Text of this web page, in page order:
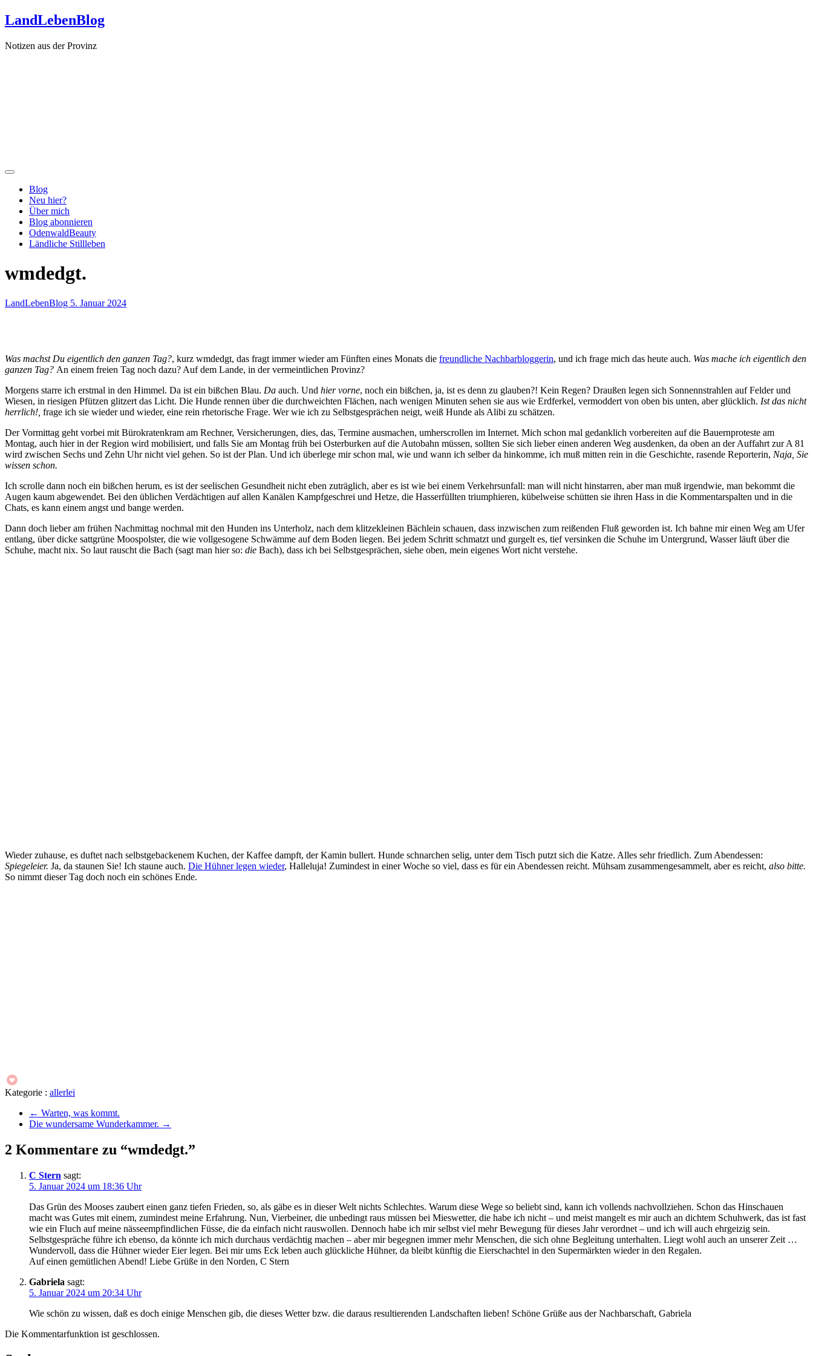
Zum
Inhalt
LandLebenBlog
Notizen aus der Provinz
Blog
Neu hier?
Über mich
Blog abonnieren
OdenwaldBeauty
Ländliche Stillleben
wmdedgt.
LandLebenBlog 5. Januar 2024
Was machst Du eigentlich den ganzen Tag?, kurz wmdedgt, das fragt immer wieder am Fünften eines Monats die freundliche Nachbarbloggerin, und ich frage mich das heute auch. Was mache ich eigentlich den
ganzen Tag? An einem freien Tag noch dazu? Auf dem Lande, in der vermeintlichen Provinz?
Morgens starre ich erstmal in den Himmel. Da ist ein bißchen Blau. Da auch. Und hier vorne, noch ein bißchen, ja, ist es denn zu glauben?! Kein Regen? Draußen legen sich Sonnennstrahlen auf Felder und
Wiesen, in riesigen Pfützen glitzert das Licht. Die Hunde rennen über die durchweichten Flächen, nach wenigen Minuten sehen sie aus wie Erdferkel, vermoddert von oben bis unten, aber glücklich. Ist das nicht
herrlich!, frage ich sie wieder und wieder, eine rein rhetorische Frage. Wer wie ich zu Selbstgesprächen neigt, weiß Hunde als Alibi zu schätzen.
Der Vormittag geht vorbei mit Bürokratenkram am Rechner, Versicherungen, dies, das, Termine ausmachen, umherscrollen im Internet. Mich schon mal gedanklich vorbereiten auf die Bauernproteste am
Montag, auch hier in der Region wird mobilisiert, und falls Sie am Montag früh bei Osterburken auf die Autobahn müssen, sollten Sie sich lieber einen anderen Weg ausdenken, da oben an der Auffahrt zur A 81
wird zwischen Sechs und Zehn Uhr nicht viel gehen. So ist der Plan. Und ich überlege mir schon mal, wie und wann ich selber da hinkomme, ich muß mitten rein in die Geschichte, rasende Reporterin, Naja, Sie
wissen schon.
Ich scrolle dann noch ein bißchen herum, es ist der seelischen Gesundheit nicht eben zuträglich, aber es ist wie bei einem Verkehrsunfall: man will nicht hinstarren, aber man muß irgendwie, man bekommt die
Augen kaum abgewendet. Bei den üblichen Verdächtigen auf allen Kanälen Kampfgeschrei und Hetze, die Hasserfüllten triumphieren, kübelweise schütten sie ihren Hass in die Kommentarspalten und in die
Chats, es kann einem angst und bange werden.
Dann doch lieber am frühen Nachmittag nochmal mit den Hunden ins Unterholz, nach dem klitzekleinen Bächlein schauen, dass inzwischen zum reißenden Fluß geworden ist. Ich bahne mir einen Weg am Ufer
entlang, über dicke sattgrüne Moospolster, die wie vollgesogene Schwämme auf dem Boden liegen. Bei jedem Schritt schmatzt und gurgelt es, tief versinken die Schuhe im Untergrund, Wasser läuft über die
Schuhe, macht nix. So laut rauscht die Bach (sagt man hier so: die Bach), dass ich bei Selbstgesprächen, siehe oben, mein eigenes Wort nicht verstehe.
Wieder zuhause, es duftet nach selbstgebackenem Kuchen, der Kaffee dampft, der Kamin bullert. Hunde schnarchen selig, unter dem Tisch putzt sich die Katze. Alles sehr friedlich. Zum Abendessen:
Spiegeleier. Ja, da staunen Sie! Ich staune auch. Die Hühner legen wieder, Halleluja! Zumindest in einer Woche so viel, dass es für ein Abendessen reicht. Mühsam zusammengesammelt, aber es reicht, also bitte.
So nimmt dieser Tag doch noch ein schönes Ende.
Kategorie : allerlei
← Warten, was kommt.
Die wundersame Wunderkammer. →
2 Kommentare zu “wmdedgt.”
C Stern sagt:
5. Januar 2024 um 18:36 Uhr
Das Grün des Mooses zaubert einen ganz tiefen Frieden, so, als gäbe es in dieser Welt nichts Schlechtes. Warum diese Wege so beliebt sind, kann ich vollends nachvollziehen. Schon das Hinschauen
macht was Gutes mit einem, zumindest meine Erfahrung. Nun, Vierbeiner, die unbedingt raus müssen bei Mieswetter, die habe ich nicht – und meist mangelt es mir auch an dichtem Schuhwerk, das ist fast
wie ein Fluch auf meine nässeempfindlichen Füsse, die da einfach nicht rauswollen. Dennoch habe ich mir selbst viel mehr Bewegung für dieses Jahr verordnet – und ich will auch ehrgeizig sein.
Selbstgespräche führe ich ebenso, da könnte ich mich durchaus verdächtig machen – aber mir begegnen immer mehr Menschen, die sich ohne Begleitung unterhalten. Liegt wohl auch an unserer Zeit …
Wundervoll, dass die Hühner wieder Eier legen. Bei mir ums Eck leben auch glückliche Hühner, da bleibt künftig die Eierschachtel in den Supermärkten wieder in den Regalen.
Auf einen gemütlichen Abend! Liebe Grüße in den Norden, C Stern
Gabriela sagt:
5. Januar 2024 um 20:34 Uhr
Wie schön zu wissen, daß es doch einige Menschen gib, die dieses Wetter bzw. die daraus resultierenden Landschaften lieben! Schöne Grüße aus der Nachbarschaft, Gabriela
Die Kommentarfunktion ist geschlossen.